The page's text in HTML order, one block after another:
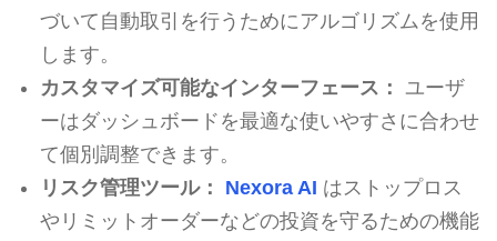
づいて自動取引を行うためにアルゴリズムを使用
します。
カスタマイズ可能なインターフェース：
ユーザ
ーはダッシュボードを最適な使いやすさに合わせ
て個別調整できます。
リスク管理ツール：
Nexora AI はストップロス
やリミットオーダーなどの投資を守るための機能